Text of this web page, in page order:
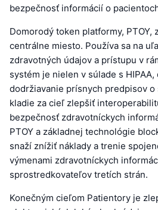
bezpečnosť informácií o
Domorodý token platformy, PTOY,
centrálne miesto. Používa sa na
zdravotných údajov a prístupu v
systém je nielen v súlade s
dodržiavanie prísnych predpisov o
kladie za cieľ zlepšiť
bezpečnosť zdravotníckych
PTOY a základnej technológie
snaží znížiť náklady a trenie
výmenami zdravotníckych
sprostredkovateľov tretích strán.
Konečným cieľom Patientory je